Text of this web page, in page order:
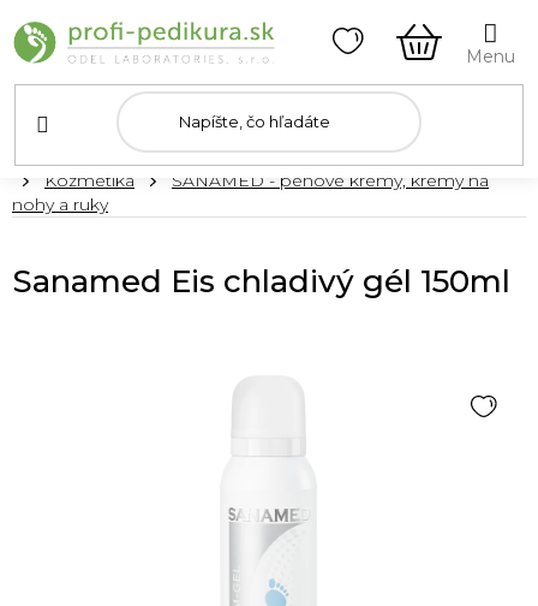
na
obsah
KOŠÍK
DomovKozmetika
SANAMED - penové krémy, krémy na
nohy a ruky
Sanamed Eis chladivý gél 150ml